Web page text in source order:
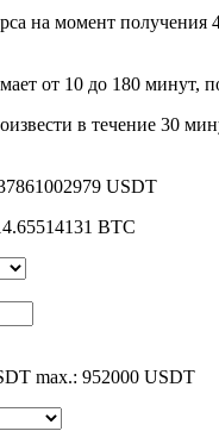
на момент получения
от 10 до 180 минут,
в течение 30
USDT
BTC
max.: 952000 USDT